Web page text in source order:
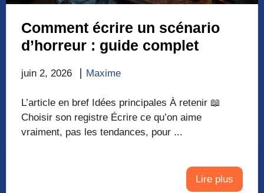
Comment écrire un scénario
d’horreur : guide complet
juin 2, 2026 Maxime
L’article en bref Idées principales À retenir 📖
Choisir son registre Écrire ce qu’on aime
vraiment, pas les tendances, pour ...
Lire plus